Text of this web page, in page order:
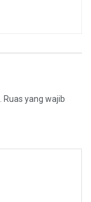
Ruas yang wajib